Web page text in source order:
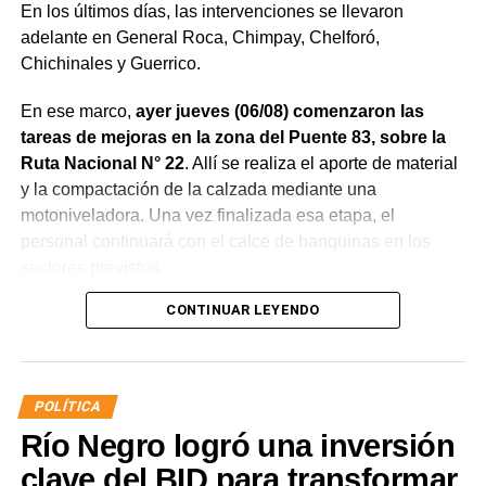
En los últimos días, las intervenciones se llevaron
adelante en General Roca, Chimpay, Chelforó,
Chichinales y Guerrico.
En ese marco, ayer jueves (06/08) comenzaron las
tareas de mejoras en la zona del Puente 83, sobre la
Ruta Nacional N° 22. Allí se realiza el aporte de material
y la compactación de la calzada mediante una
motoniveladora. Una vez finalizada esa etapa, el
personal continuará con el calce de banquinas en los
CONTINUAR LEYENDO
POLÍTICA
Río Negro logró una inversión